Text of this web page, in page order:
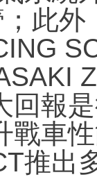
此
回報
戰車
推出